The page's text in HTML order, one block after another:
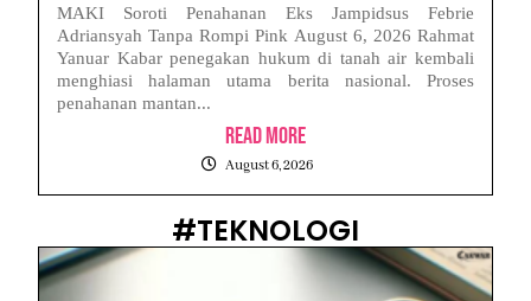
MAKI Soroti Penahanan Eks Jampidsus Febrie
Adriansyah Tanpa Rompi Pink August 6, 2026 Rahmat
Yanuar Kabar penegakan hukum di tanah air kembali
menghiasi halaman utama berita nasional. Proses
penahanan mantan...
Read More
August 6, 2026
#TEKNOLOGI